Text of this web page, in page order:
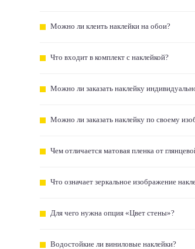
Можно ли клеить наклейки на обои?
Что входит в комплект с наклейкой?
Можно ли заказать наклейку
Можно ли заказать наклейку по своему
Чем отличается матовая пленка от
Что означает зеркальное изображение
Для чего нужна опция «Цвет стены»?
Водостойкие ли виниловые наклейки?